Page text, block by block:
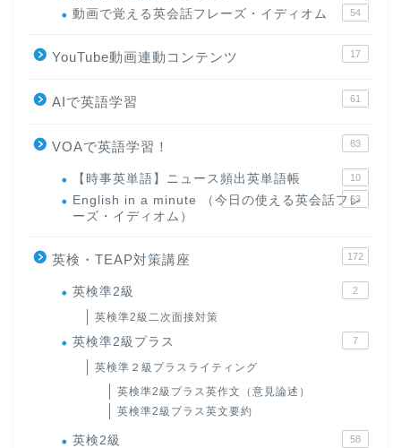
動画で覚える英会話フレーズ・イディオム 54
YouTube動画連動コンテンツ 17
AIで英語学習 61
VOAで英語学習！ 83
【時事英単語】ニュース頻出英単語帳 10
English in a minute （今日の使える英会話フレ
ーズ・イディオム）
63
英検・TEAP対策講座 172
英検準2級 2
英検準2級二次面接対策
英検準2級プラス 7
英検準２級プラスライティング
英検準2級プラス英作文（意見論述）
英検準2級プラス英文要約
英検2級 58